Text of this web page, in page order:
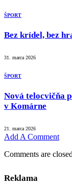
ŠPORT
Bez krídel, bez
31. marca 2026
ŠPORT
Nová telocvičňa
v Komárne
21. marca 2026
Add A Comment
Comments are
Reklama